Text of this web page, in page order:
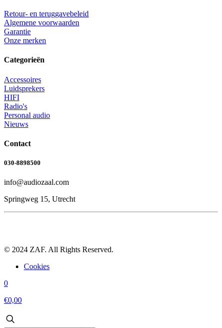
Retour- en teruggavebeleid
Algemene voorwaarden
Garantie
Onze merken
Categorieën
Accessoires
Luidsprekers
HIFI
Radio's
Personal audio
Nieuws
Contact
030-8898500
info@audiozaal.com
Springweg 15, Utrecht
© 2024 ZAF. All Rights Reserved.
Cookies
0
€0,00